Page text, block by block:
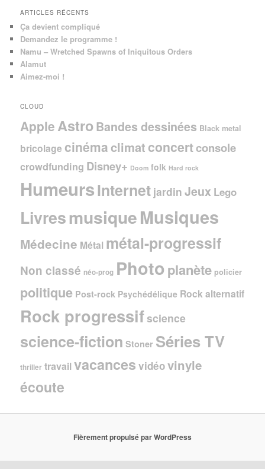
ARTICLES RÉCENTS
Ça devient compliqué
Demandez le programme !
Namu – Wretched Spawns of Iniquitous Orders
Alamut
Aimez-moi !
CLOUD
Apple AstroBandes dessinées Black metal
bricolage cinéma climat concertconsole
crowdfunding Disney+ Doom folk Hard rock
HumeursInternet jardin Jeux Lego
LivresmusiqueMusiques
Médecine Métal métal-progressif
Non classé néo-prog Photo planète policier
politique Post-rock Psychédélique Rock alternatif
Rock progressifscience
science-fiction Stoner Séries TV
thriller travail vacances vidéovinyle
écoute
Fièrement propulsé par WordPress